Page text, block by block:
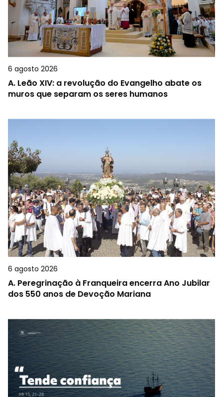
6 agosto 2026
A. Leão XIV: a revolução do Evangelho abate os
muros que separam os seres humanos
6 agosto 2026
A. Peregrinação à Franqueira encerra Ano Jubilar
dos 550 anos de Devoção Mariana